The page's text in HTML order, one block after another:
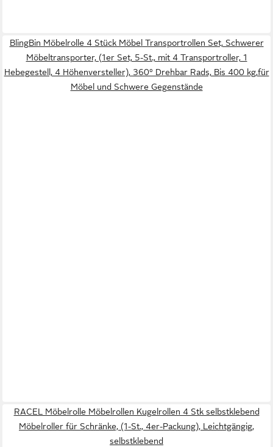
BlingBin Möbelrolle 4 Stück Möbel Transportrollen Set, Schwerer
Möbeltransporter, (1er Set, 5-St., mit 4 Transportroller, 1
Hebegestell, 4 Höhenversteller), 360° Drehbar Rads, Bis 400 kg,für
Möbel und Schwere Gegenstände
RACEL Möbelrolle Möbelrollen Kugelrollen 4 Stk selbstklebend
Möbelroller für Schränke, (1-St., 4er-Packung), Leichtgängig,
selbstklebend